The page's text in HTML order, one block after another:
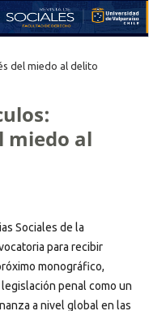
del miedo al delito
miedo al
Sociales de la
para recibir
monográfico,
penal como un
a nivel global en las